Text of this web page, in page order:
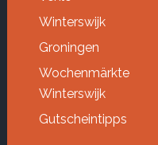
Winterswijk
Groningen
Wochenmärkte
Winterswijk
Gutscheintipps